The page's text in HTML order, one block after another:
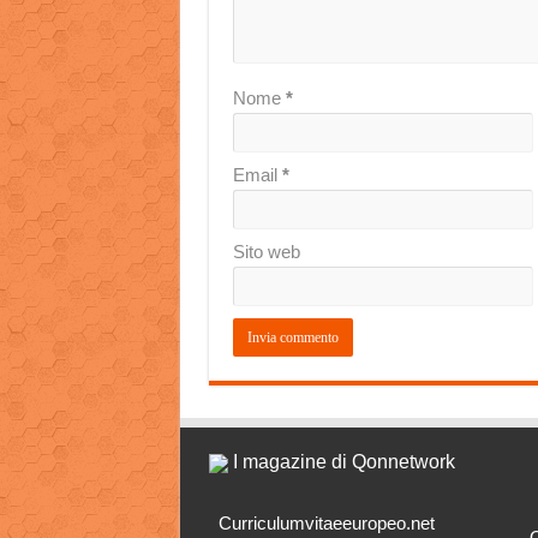
Nome *
Email *
Sito web
I magazine di Qonnetwork
Curriculumvitaeeuropeo.net